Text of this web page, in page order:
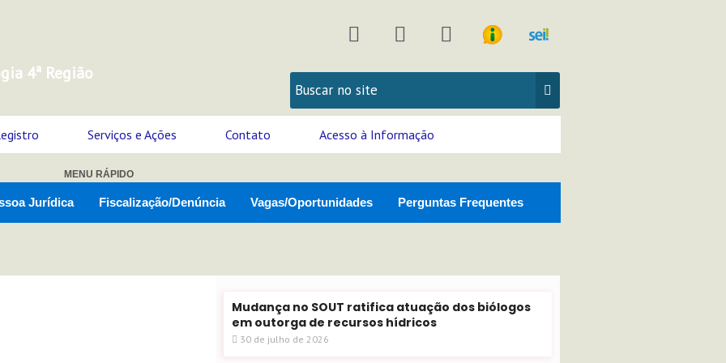
4ª Região
I
n
t
a
g
r
m
Y
o
u
b
e
T
i
o
Serviços e Ações Contato Acesso à Informação
MENU RÁPIDO
Jurídica Fiscalização/Denúncia Vagas/Oportunidades Perguntas Frequentes
Mudança no SOUT ratifica atuação dos biólogos
em outorga de recursos hídricos
30 de julho de 2026